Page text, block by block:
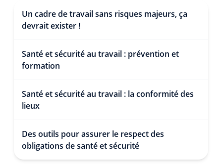
Un cadre de travail sans risques majeurs, ça
devrait exister !
Santé et sécurité au travail : prévention et
formation
Santé et sécurité au travail : la conformité des
lieux
Des outils pour assurer le respect des
obligations de santé et sécurité